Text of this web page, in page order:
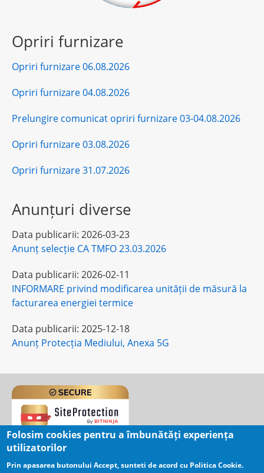
Opriri furnizare
Opriri furnizare 06.08.2026
Opriri furnizare 04.08.2026
Prelungire comunicat opriri furnizare 03-04.08.2026
Opriri furnizare 03.08.2026
Opriri furnizare 31.07.2026
Anunțuri diverse
Data publicarii: 2026-03-23
Anunț selecție CA TMFO 23.03.2026
Data publicarii: 2026-02-11
INFORMARE privind modificarea unității de măsură la
facturarea energiei termice
Data publicarii: 2025-12-18
Anunț Protecția Mediului, Anexa 5G
User
Log in
Folosim cookies pentru a îmbunătăți experiența
utilizatorilor
Prin apasarea butonului Accept, sunteti de acord cu Politica Cookie.